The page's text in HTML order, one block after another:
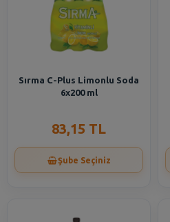
Sırma C-Plus Limonlu Soda
6x200 ml
83,15 TL
Şube Seçiniz